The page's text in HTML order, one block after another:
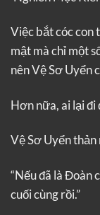
Việc bắt cóc con
mật mà chỉ một
nên Vệ Sơ Uyển
Hơn nữa, ai lại đi
Vệ Sơ Uyển thản
“Nếu đã là Đoàn
cuối cùng rồi.”